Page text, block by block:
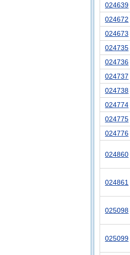
024639
024672
024673
024735
024736
024737
024738
024774
024775
024776
024860
024861
025098
025099